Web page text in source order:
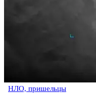
НЛО, пришельцы